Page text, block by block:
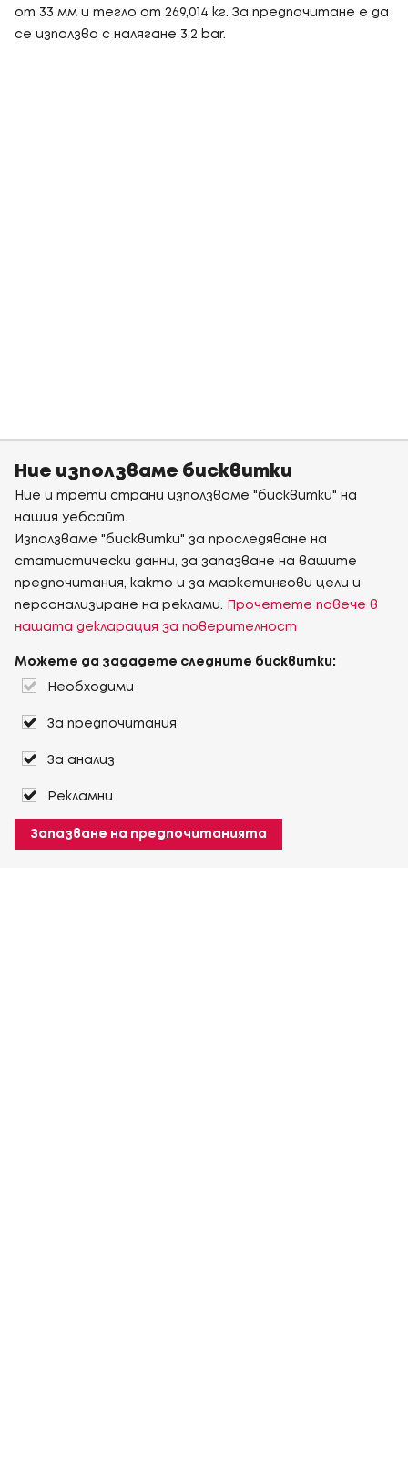
от 33 мм и тегло от 269,014 кг. За предпочитане е да
се използва с налягане 3,2 bar.
Ние използваме бисквитки
Ние и трети страни използваме "бисквитки" на
нашия уебсайт.
Използваме "бисквитки" за проследяване на
статистически данни, за запазване на вашите
предпочитания, както и за маркетингови цели и
персонализиране на реклами.
Прочетете повече в
нашата декларация за поверителност
Можете да зададете следните бисквитки:
Необходими
За предпочитания
За анализ
Рекламни
Запазване на предпочитанията